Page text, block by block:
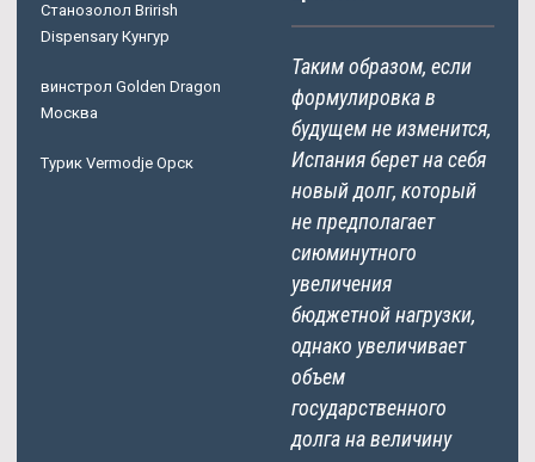
Станозолол Brirish
Dispensary Кунгур
винстрол Golden Dragon
Москва
Турик Vermodje Орск
Таким образом, если
формулировка в
будущем не изменится,
Испания берет на себя
новый долг, который
не предполагает
сиюминутного
увеличения
бюджетной нагрузки,
однако увеличивает
объем
государственного
долга на величину